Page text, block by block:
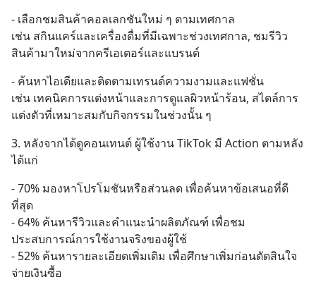
- เลือกชมสินค้าคอลเลกชันใหม่ ๆ ตามเทศกาล
เช่น สกินแคร์และเครื่องดื่มที่มีเฉพาะช่วงเทศกาล, ชมรีวิว
สินค้ามาใหม่จากครีเอเตอร์และแบรนด์
- ค้นหาไอเดียและติดตามเทรนด์ความงามและแฟชั่น
เช่น เทคนิคการแต่งหน้าและการดูแลผิวหน้าร้อน, สไตล์การ
แต่งตัวที่เหมาะสมกับกิจกรรมในช่วงนั้น ๆ
3. หลังจากได้ดูคอนเทนต์ ผู้ใช้งาน TikTok มี Action ตามหลัง
ได้แก่
- 70% มองหาโปรโมชันหรือส่วนลด เพื่อค้นหาข้อเสนอที่ดี
ที่สุด
- 64% ค้นหารีวิวและคำแนะนำผลิตภัณฑ์ เพื่อชม
ประสบการณ์การใช้งานจริงของผู้ใช้
- 52% ค้นหารายละเอียดเพิ่มเติม เพื่อศึกษาเพิ่มก่อนตัดสินใจ
จ่ายเงินซื้อ